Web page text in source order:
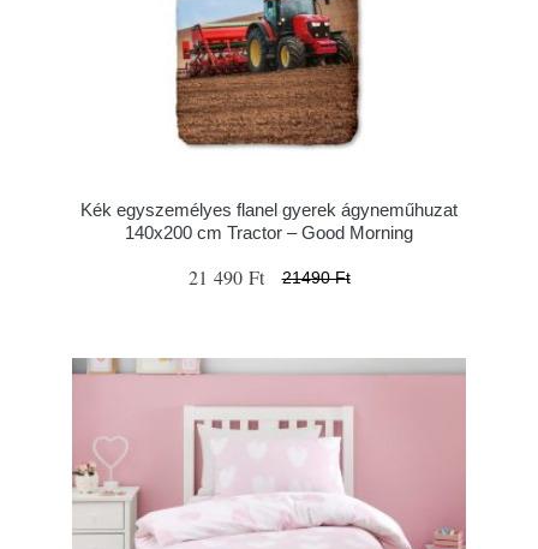
Kék egyszemélyes flanel gyerek ágyneműhuzat
140x200 cm Tractor – Good Morning
21 490 Ft 21490 Ft